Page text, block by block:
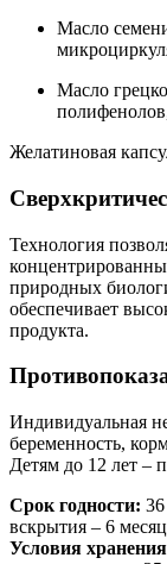
Масло
Масло
Желатиновая
Технология
природных
обеспечивает
продукта.
Индивидуальная
беременность,
Детям до 12 лет –
Срок годности:
вскрытия – 6
Условия